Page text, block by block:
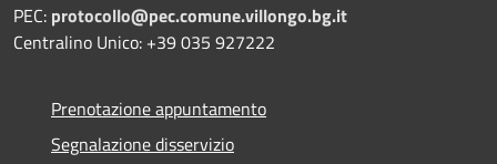
PEC: protocollo@pec.comune.villongo.bg.it
Centralino Unico: +39 035 927222
Prenotazione appuntamento
Segnalazione disservizio